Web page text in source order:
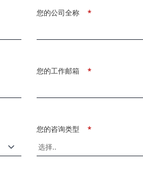
*
您的公司全称
*
您的工作邮箱
*
您的咨询类型